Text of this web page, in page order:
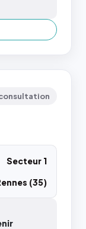
Secteur 1
(35)